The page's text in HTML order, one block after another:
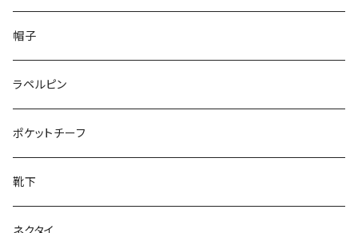
50/XL～
48/L
50/XL～
26cm～
27cm～
28cm～
帽子
ラペルピン
ポケットチーフ
靴下